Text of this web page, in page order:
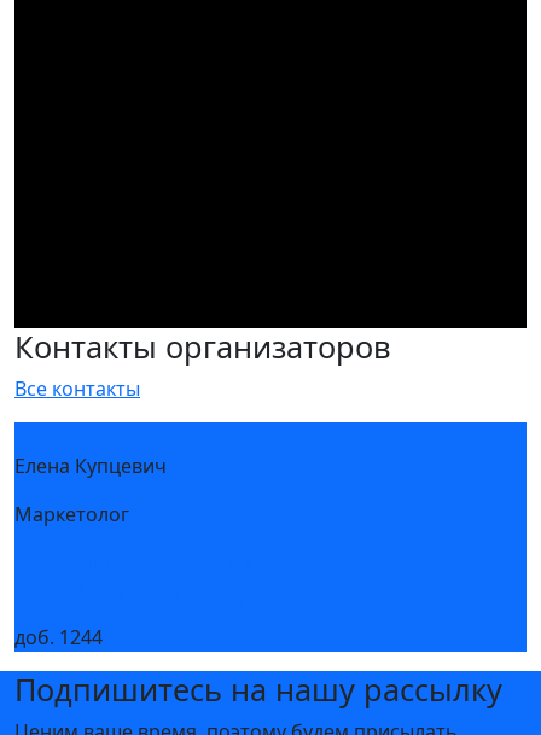
Контакты организаторов
Все контакты
Елена Купцевич
Маркетолог
доб. 1244
Подпишитесь на нашу рассылку